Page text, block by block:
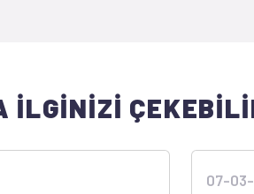
İLGİNİZİ
07-